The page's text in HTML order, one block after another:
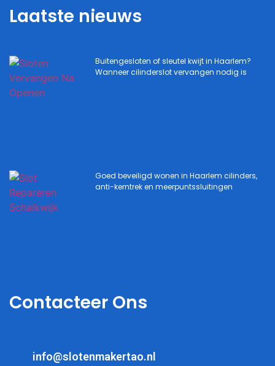
Laatste nieuws
Buitengesloten of sleutel kwijt in Haarlem?
Wanneer cilinderslot vervangen nodig is
Goed beveiligd wonen in Haarlem cilinders,
anti-kerntrek en meerpuntssluitingen
Contacteer Ons
info@slotenmakertao.nl